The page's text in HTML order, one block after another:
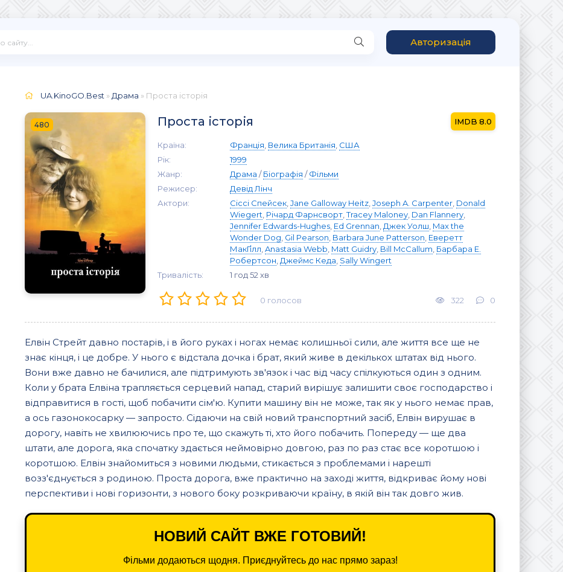
Авторизація
UA.KinoGO.Best » Драма » Проста історія
480 Проста історія 8.0
Країна: Франція Велика Британія США
Рік:
1999
Жанр:
Драма /Біографія /Фільми
Режисер:
Девід Лінч
Актори:
Сіссі Спейсек Jane Galloway Heitz Joseph A. Carpenter Donald
Wiegert Річард Фарнсворт ,Tracey Maloney Dan Flannery
Jennifer Edwards-Hughes Ed Grennan Джек Уолш Max the
Wonder Dog Gil Pearson Barbara June Patterson Еверетт
МакҐілл Anastasia Webb Matt Guidry Bill McCallum Барбара Е.
Робертсон Джеймс Кеда Sally Wingert
Тривалість:
1 год 52 хв
0 голосов 322 0
Елвін Стрейт давно постарів, і в його руках і ногах немає колишньої сили, але життя все ще не
знає кінця, і це добре. У нього є відстала дочка і брат, який живе в декількох штатах від нього.
Вони вже давно не бачилися, але підтримують зв'язок і час від часу спілкуються один з одним.
Коли у брата Елвіна трапляється серцевий напад, старий вирішує залишити своє господарство і
відправитися в гості, щоб побачити сім'ю. Купити машину він не може, так як у нього немає прав,
а ось газонокосарку — запросто. Сідаючи на свій новий транспортний засіб, Елвін вирушає в
дорогу, навіть не хвилюючись про те, що скажуть ті, хто його побачить. Попереду — ще два
штати, але дорога, яка спочатку здається неймовірно довгою, раз по раз стає все коротшою і
коротшою. Елвін знайомиться з новими людьми, стикається з проблемами і нарешті
возз'єднується з родиною. Проста дорога, вже практично на заході життя, відкриває йому нові
перспективи і нові горизонти, з нового боку розкриваючи країну, в якій він так довго жив.
НОВИЙ САЙТ ВЖЕ ГОТОВИЙ!
Фільми додаються щодня. Приєднуйтесь до нас прямо зараз!